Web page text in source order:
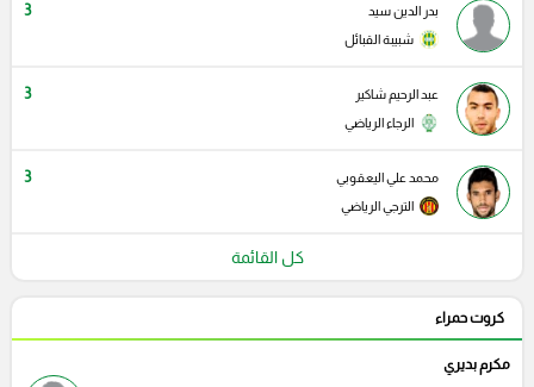
بدر الدين سيد 3
شبيبة القبائل
عبد الرحيم شاكير 3
الرجاء الرياضي
محمد علي اليعقوبي 3
الترجي الرياضي
كل القائمة
كروت حمراء
مكرم بديري